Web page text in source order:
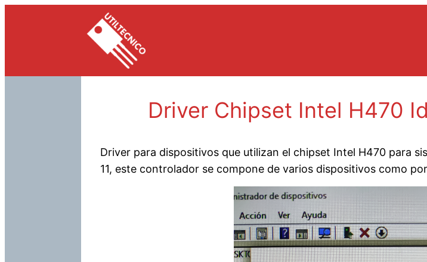
Driver Chipset Intel H470
Driver para dispositivos que utilizan el chipset Intel H470 para
11, este controlador se compone de varios dispositivos como